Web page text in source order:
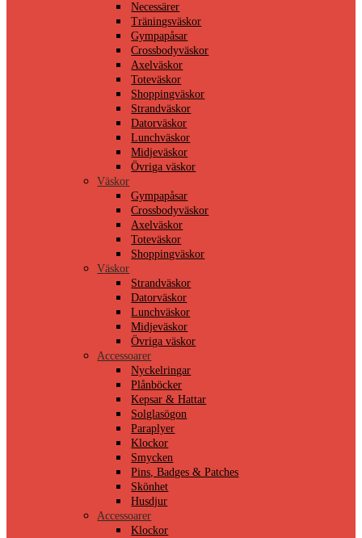
Necessärer
Träningsväskor
Gympapåsar
Crossbodyväskor
Axelväskor
Toteväskor
Shoppingväskor
Strandväskor
Datorväskor
Lunchväskor
Midjeväskor
Övriga väskor
Väskor
Gympapåsar
Crossbodyväskor
Axelväskor
Toteväskor
Shoppingväskor
Väskor
Strandväskor
Datorväskor
Lunchväskor
Midjeväskor
Övriga väskor
Accessoarer
Nyckelringar
Plånböcker
Kepsar & Hattar
Solglasögon
Paraplyer
Klockor
Smycken
Pins, Badges & Patches
Skönhet
Husdjur
Accessoarer
Klockor